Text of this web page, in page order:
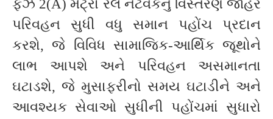
ફેઝ 2(A) મેટ્રો રેલ નેટવર્કનું વિસ્તરણ જાહેર
પરિવહન સુધી વધુ સમાન પહોંચ પ્રદાન
કરશે, જે વિવિધ સામાજિક-આર્થિક જૂથોને
લાભ આપશે અને પરિવહન અસમાનતા
ઘટાડશે, જે મુસાફરીનો સમય ઘટાડીને અને
આવશ્યક સેવાઓ સુધીની પહોંચમાં સુધારો